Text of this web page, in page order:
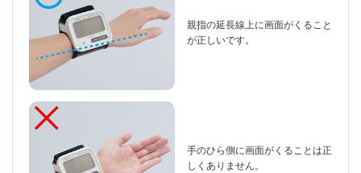
親指の延長線上に画面がくること
が正しいです。
手のひら側に画面がくることは正
しくありません。